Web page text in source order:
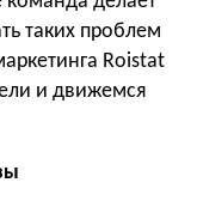
таких проблем
Roistat
и движемся